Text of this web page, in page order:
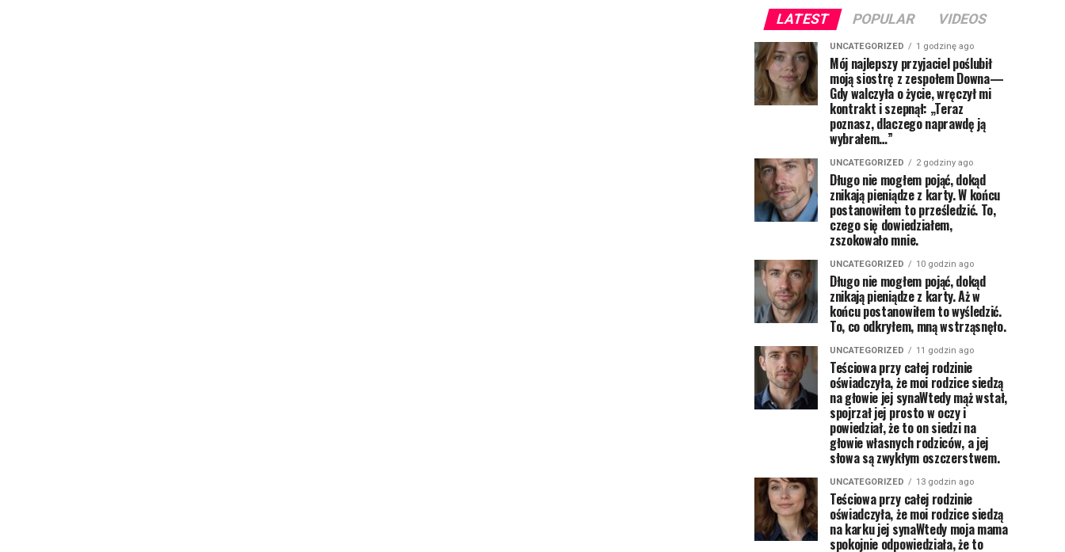
LATEST POPULAR VIDEOS
UNCATEGORIZED 1 godzinę ago
Mój najlepszy przyjaciel poślubił
moją siostrę z zespołem Downa—
Gdy walczyła o życie, wręczył mi
kontrakt i szepnął: „Teraz
poznasz, dlaczego naprawdę ją
wybrałem…”
UNCATEGORIZED 2 godziny ago
Długo nie mogłem pojąć, dokąd
znikają pieniądze z karty. W końcu
postanowiłem to prześledzić. To,
czego się dowiedziałem,
zszokowało mnie.
UNCATEGORIZED 10 godzin ago
Długo nie mogłem pojąć, dokąd
znikają pieniądze z karty. Aż w
końcu postanowiłem to wyśledzić.
To, co odkryłem, mną wstrząsnęło.
UNCATEGORIZED 11 godzin ago
Teściowa przy całej rodzinie
oświadczyła, że moi rodzice siedzą
na głowie jej synaWtedy mąż wstał,
spojrzał jej prosto w oczy i
powiedział, że to on siedzi na
głowie własnych rodziców, a jej
słowa są zwykłym oszczerstwem.
UNCATEGORIZED 13 godzin ago
Teściowa przy całej rodzinie
oświadczyła, że moi rodzice siedzą
na karku jej synaWtedy moja mama
spokojnie odpowiedziała, że to